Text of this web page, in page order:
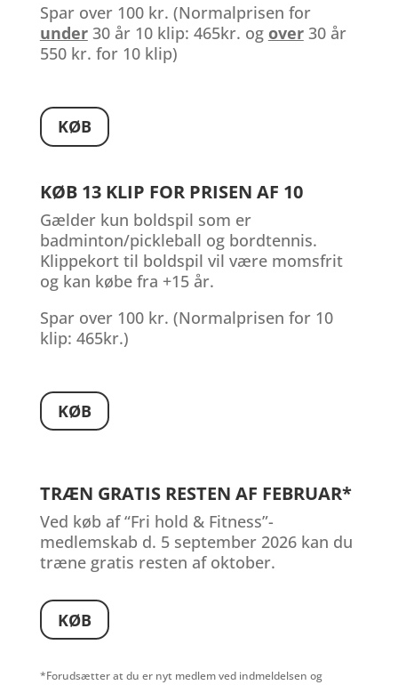
Spar over 100 kr. (Normalprisen for
under30 år 10 klip: 465kr. og over30 år
550 kr. for 10 klip)
KØB
KØB 13 KLIP FOR PRISEN AF 10
Gælder kun boldspil som er
badminton/pickleball og bordtennis.
Klippekort til boldspil vil være momsfrit
og kan købe fra +15 år.
Spar over 100 kr. (Normalprisen for 10
klip: 465kr.)
KØB
TRÆN GRATIS RESTEN AF FEBRUAR*
Ved køb af “Fri hold & Fitness”-
medlemskab d. 5 september 2026 kan du
træne gratis resten af oktober.
KØB
*Forudsætter at du er nyt medlem ved indmeldelsen og